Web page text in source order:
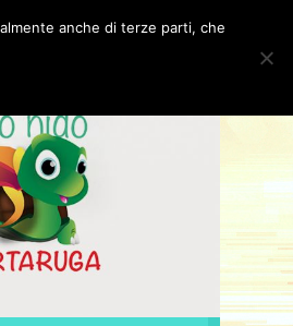
anche di terze parti, che